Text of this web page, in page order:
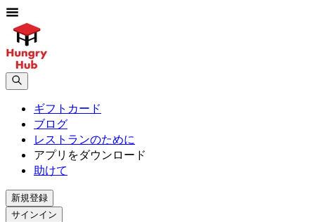
ギフトカード
ブログ
レストランのために
アプリをダウンロード
助けて
新規登録
サインイン